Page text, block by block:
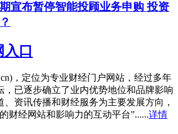
宣布暂停智能投顾业务申购 投资
口
，定位为专业财经门户网站，经过多年
，已逐步确立了业内优势地位和品牌影响
、资讯传播和财经服务为主要发展方向，
财经网站和影响力的互动平台”......详情